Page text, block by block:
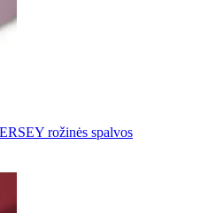
rožinės spalvos